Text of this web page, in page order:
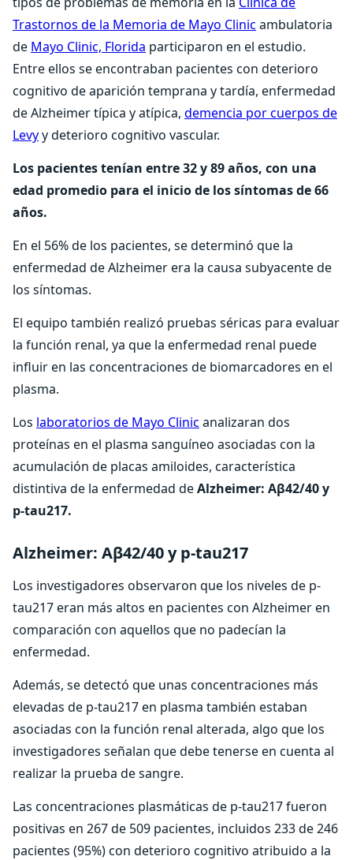
Trastornos de la Memoria de Mayo Clinic ambulatoria
de Mayo Clinic, Florida participaron en el estudio.
Entre ellos se encontraban pacientes con deterioro
cognitivo de aparición temprana y tardía, enfermedad
de Alzheimer típica y atípica, demencia por cuerpos de
Levyy deterioro cognitivo vascular.
Los pacientes tenían entre 32 y 89 años, con una
edad promedio para el inicio de los síntomas de 66
años.
En el 56% de los pacientes, se determinó que la
enfermedad de Alzheimer era la causa subyacente de
los síntomas.
El equipo también realizó pruebas séricas para evaluar
la función renal, ya que la enfermedad renal puede
influir en las concentraciones de biomarcadores en el
plasma.
Los laboratorios de Mayo Clinic analizaran dos
proteínas en el plasma sanguíneo asociadas con la
acumulación de placas amiloides, característica
distintiva de la enfermedad deAlzheimer: Aβ42/40 y
p-tau217.
Alzheimer: Aβ42/40 y p-tau217
Los investigadores observaron que los niveles de p-
tau217 eran más altos en pacientes con Alzheimer en
comparación con aquellos que no padecían la
enfermedad.
Además, se detectó que unas concentraciones más
elevadas de p-tau217 en plasma también estaban
asociadas con la función renal alterada, algo que los
investigadores señalan que debe tenerse en cuenta al
realizar la prueba de sangre.
Las concentraciones plasmáticas de p-tau217 fueron
positivas en 267 de 509 pacientes, incluidos 233 de 246
pacientes (95%) con deterioro cognitivo atribuido a la